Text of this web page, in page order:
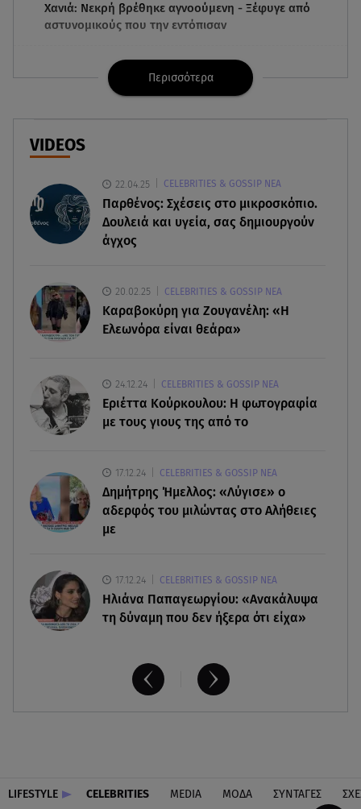
Χανιά: Νεκρή βρέθηκε αγνοούμενη - Ξέφυγε από
αστυνομικούς που την εντόπισαν
Μυστράς: Κρίσιμος για το κατηγορητήριο ο
χρόνος θανάτου του 90χρονου
07.08.26 , 20:13
Κυψέλη: Tι βρέθηκε στο διαμέρισμα της
07.08.26 , 19:15
Συντάξεις Σεπτεμβρίου: Πότε θα μπουν τα
χρήματα στους λογαριασμούς
07.08.26 , 18:45
Φωτιά στο Στεφάνι Κορίνθου: Μήνυμα από το 112
- Σηκώθηκαν εναέρια μέσα
Έξοδος Αυγούστου: Στο 100% η πληρότητα για
Κυκλάδες
αποτελέσματα
Περισσότερα
VIDEOS
22.04.25 CELEBRITIES & GOSSIP ΝΕΑ
Παρθένος: Σχέσεις στο μικροσκόπιο.
Δουλειά και υγεία, σας δημιουργούν
άγχος
20.02.25 CELEBRITIES & GOSSIP ΝΕΑ
Καραβοκύρη για Ζουγανέλη: «Η
Ελεωνόρα είναι θεάρα»
24.12.24 CELEBRITIES & GOSSIP ΝΕΑ
Εριέττα Κούρκουλου: Η φωτογραφία
με τους γιους της από το
17.12.24 CELEBRITIES & GOSSIP ΝΕΑ
Δημήτρης Ήμελλος: «Λύγισε» ο
αδερφός του μιλώντας στο Αλήθειες
με
17.12.24 CELEBRITIES & GOSSIP ΝΕΑ
Ηλιάνα Παπαγεωργίου: «Ανακάλυψα
τη δύναμη που δεν ήξερα ότι είχα»
LIFESTYLE CELEBRITIES MEDIA ΜΟΔΑ ΣΥΝΤΑΓΕΣ